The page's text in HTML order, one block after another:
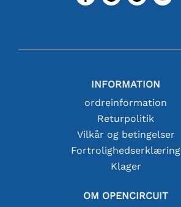
INFORMATION
ordreinformation
Returpolitik
Vilkår og betingelser
Fortrolighedserklæring
Klager
OM OPENCIRCUIT